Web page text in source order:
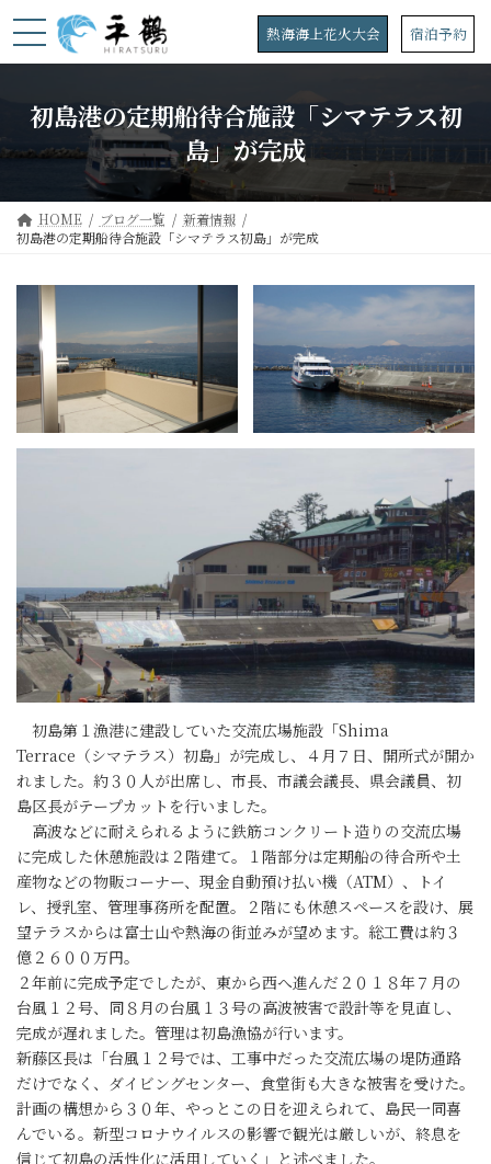
ン
ス
キ
プ
ビ
ン
に
動
熱海海上花火大会 宿泊予約
初島港の定期船待合施設「シマテラス初
島」が完成
HOME ブログ一覧
新着情報
初島港の定期船待合施設「シマテラス初島」が完成
初島第１漁港に建設していた交流広場施設「Shima
Terrace（シマテラス）初島」が完成し、４月７日、開所式が開か
れました。約３０人が出席し、市長、市議会議長、県会議員、初
島区長がテープカットを行いました。
高波などに耐えられるように鉄筋コンクリート造りの交流広場
に完成した休憩施設は２階建て。１階部分は定期船の待合所や土
産物などの物販コーナー、現金自動預け払い機（ATM）、トイ
レ、授乳室、管理事務所を配置。２階にも休憩スペースを設け、展
望テラスからは富士山や熱海の街並みが望めます。総工費は約３
億２６００万円。
２年前に完成予定でしたが、東から西へ進んだ２０１８年７月の
台風１２号、同８月の台風１３号の高波被害で設計等を見直し、
完成が遅れました。管理は初島漁協が行います。
新藤区長は「台風１２号では、工事中だった交流広場の堤防通路
だけでなく、ダイビングセンター、食堂街も大きな被害を受けた。
計画の構想から３０年、やっとこの日を迎えられて、島民一同喜
んでいる。新型コロナウイルスの影響で観光は厳しいが、終息を
信じて初島の活性化に活用していく」と述べました。